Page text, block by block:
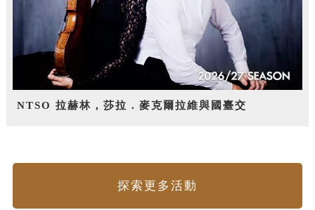
NTSO 拉赫林，莎拉．麥克爾拉維與國臺交
探索更多活動